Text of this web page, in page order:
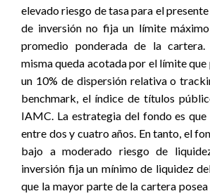
elevado riesgo de tasa para el
de inversión no fija un límite
promedio ponderada de la
misma queda acotada por el límite
un 10% de dispersión relativa o
benchmark, el índice de títulos
IAMC. La estrategia del fondo es
entre dos y cuatro años. En tanto, el
bajo a moderado riesgo de
inversión fija un mínimo de liquidez
que la mayor parte de la cartera